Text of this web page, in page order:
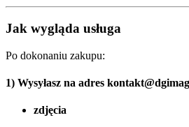
Jak wygląda usługa
Po dokonaniu zakupu:
1) Wysyłasz na adres
zdjęcia